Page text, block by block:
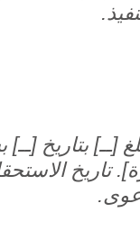
بتاريخ
تاريخ